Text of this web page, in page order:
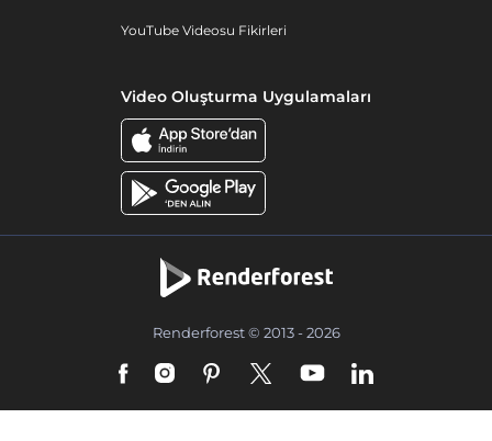
YouTube Videosu Fikirleri
Video Oluşturma Uygulamaları
Renderforest © 2013 - 2026